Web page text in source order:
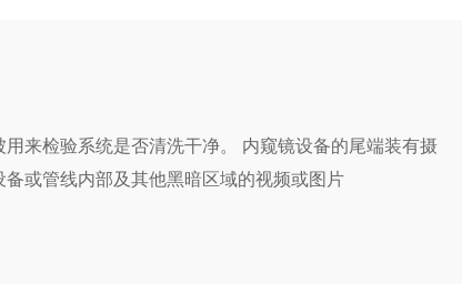
用来检验系统是否清洗干净。 内窥镜设备的尾端装有摄
备或管线内部及其他黑暗区域的视频或图片